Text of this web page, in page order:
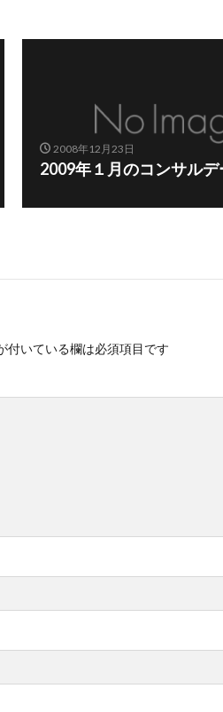
2008年12月23日
2009年１月のコンサルデ
付いている欄は必須項目です